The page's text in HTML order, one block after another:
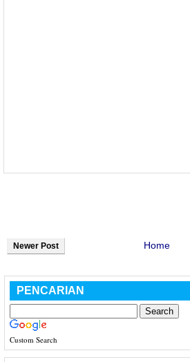
Newer Post Home
PENCARIAN
Custom Search